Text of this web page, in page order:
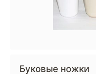
Буковые ножки